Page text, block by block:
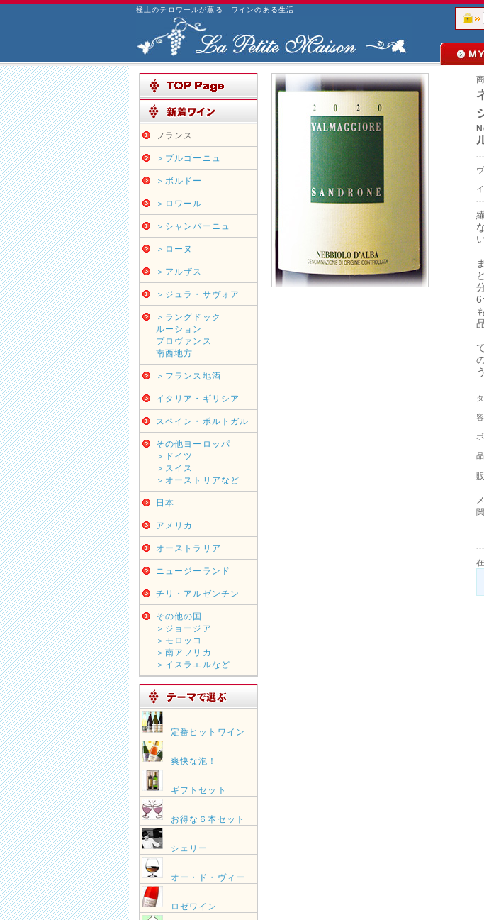
極上のテロワールが薫る ワインのある生活
フランス
＞ブルゴーニュ
＞ボルドー
＞ロワール
＞シャンパーニュ
＞ローヌ
＞アルザス
＞ジュラ・サヴォア
＞ラングドック
ルーション
プロヴァンス
南西地方
＞フランス地酒
イタリア・ギリシア
スペイン・ポルトガル
その他ヨーロッパ
＞ドイツ
＞スイス
＞オーストリアなど
日本
アメリカ
オーストラリア
ニュージーランド
チリ・アルゼンチン
その他の国
＞ジョージア
＞モロッコ
＞南アフリカ
＞イスラエルなど
定番ヒットワイン
爽快な泡！
ギフトセット
お得な６本セット
シェリー
オー・ド・ヴィー
ロゼワイン
6